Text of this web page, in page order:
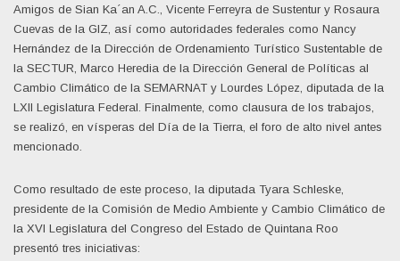
Amigos de Sian Ka´an A.C., Vicente Ferreyra de Sustentur y Rosaura
Cuevas de la GIZ, así como autoridades federales como Nancy
Hernández de la Dirección de Ordenamiento Turístico Sustentable de
la SECTUR, Marco Heredia de la Dirección General de Políticas al
Cambio Climático de la SEMARNAT y Lourdes López, diputada de la
LXII Legislatura Federal. Finalmente, como clausura de los trabajos,
se realizó, en vísperas del Día de la Tierra, el foro de alto nivel antes
mencionado.
Como resultado de este proceso, la diputada Tyara Schleske,
presidente de la Comisión de Medio Ambiente y Cambio Climático de
la XVI Legislatura del Congreso del Estado de Quintana Roo
presentó tres iniciativas: